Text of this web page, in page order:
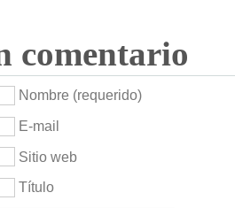
comentario
Nombre (requerido)
E-mail
Sitio web
Título